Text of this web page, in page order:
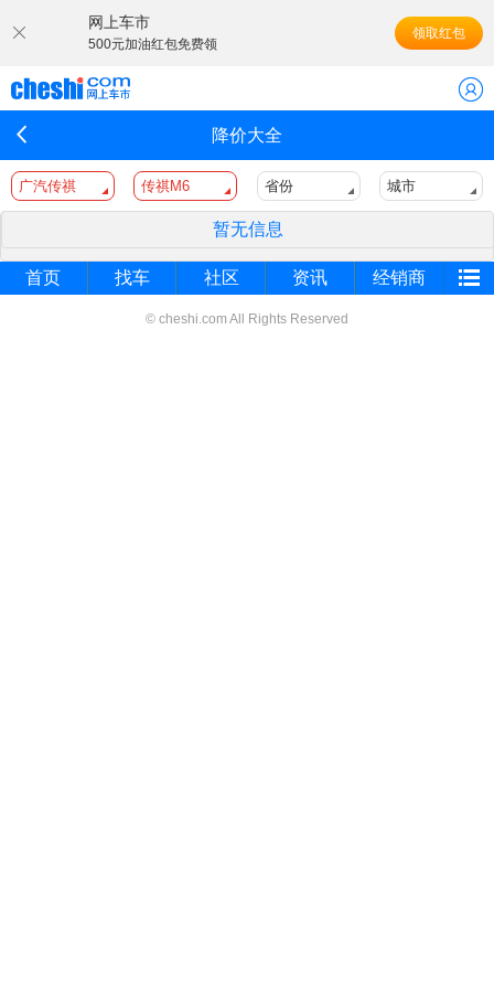
网上车市
500元加油红包免费领
领取红包
降价大全
广汽传祺 传祺M6 省份 城市
暂无信息
首页 找车 社区 资讯 经销商
© cheshi.com All Rights Reserved